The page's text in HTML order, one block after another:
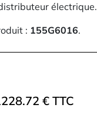
électrique.
: 155G6016.
€ TTC